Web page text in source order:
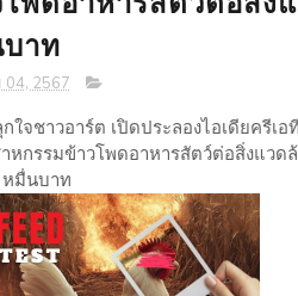
าท
04, 2567
จชาวอาร์ต เปิดประลองไอเดียครีเ
หกรรมข้าวโพดอาหารสัตว์ต่อสิ่งแวด
หมื่นบาท